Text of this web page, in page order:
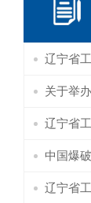
辽宁省
关于举
辽宁省
中国爆
辽宁省